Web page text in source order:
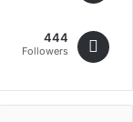
444
Followers